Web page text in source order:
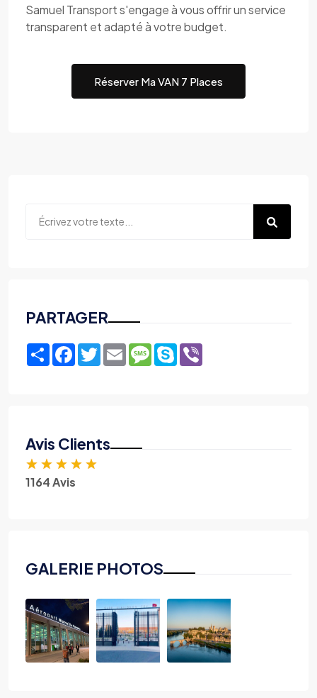
Samuel Transport s'engage à vous offrir un service
transparent et adapté à votre budget.
Réserver Ma VAN 7 Places
PARTAGER
ShareFacebook
TwitterEmailMessage
Skype
Avis Clients
★ ★ ★ ★ ★
1164 Avis
GALERIE PHOTOS